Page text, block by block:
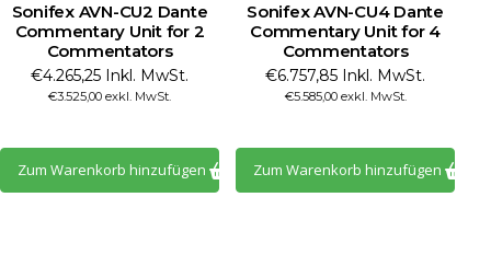
Sonifex AVN-CU2 Dante
Commentary Unit for 2
Commentators
€4.265,25 Inkl. MwSt.
€3.525,00 exkl. MwSt.
Zum Warenkorb hinzufügen
Sonifex AVN-CU4 Dante
Commentary Unit for 4
Commentators
€6.757,85 Inkl. MwSt.
€5.585,00 exkl. MwSt.
Zum Warenkorb hinzufügen